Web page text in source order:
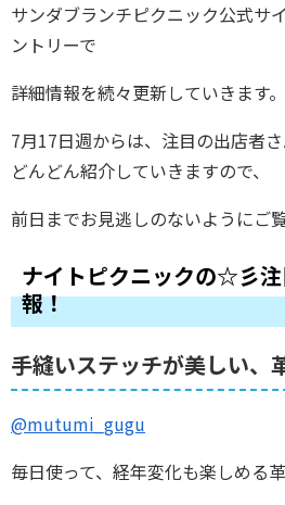
サンダブランチピクニック公式サ
ントリーで
詳細情報を続々更新していきます。
7月17日週からは、注目の出店者
どんどん紹介していきますので、
前日までお見逃しのないようにご
ナイトピクニックの☆彡
報！
手縫いステッチが美しい、
@mutumi_gugu
毎日使って、経年変化も楽しめる革